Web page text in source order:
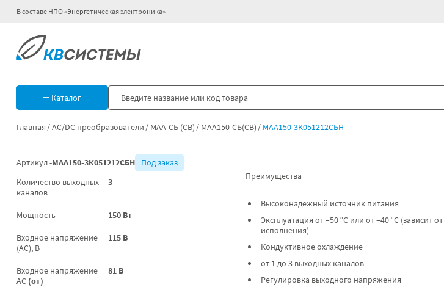
В составе НПО «Энергетическая электроника»
Каталог
Главная AC/DC преобразователи МАА-СБ (СВ) МАА150-СБ(СВ) МАА150-3К051212СБН
Артикул -МАА150-3К051212СБН
Под заказ
Количество выходных
каналов
3
Мощность 150 Вт
Входное напряжение
(AC), В
115 В
Входное напряжение
AC (от)
81 В
Преимущества
Высоконадежный источник питания
Эксплуатация от –50 °C или от –40 °C (зависит от
исполнения)
Кондуктивное охлаждение
от 1 до 3 выходных каналов
Регулировка выходного напряжения